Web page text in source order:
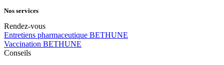
Nos services
Rendez-vous
Entretiens pharmaceutique BETHUNE
Vaccination BETHUNE
Conseils